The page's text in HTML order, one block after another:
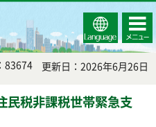
Select
Language
コンテ
ンツメ
ニュー
83674 更新日：2026年6月26日
民税非課税世帯緊急支